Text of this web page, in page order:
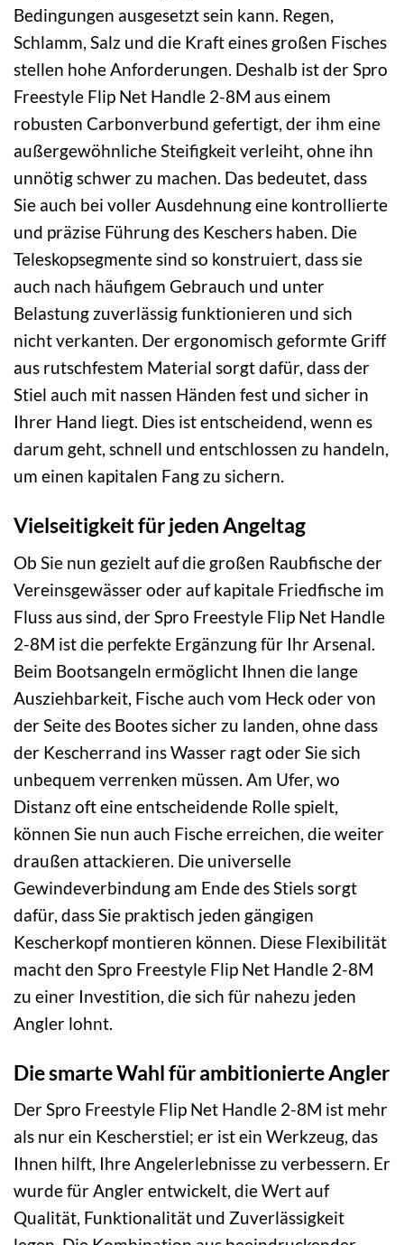
Bedingungen ausgesetzt sein kann. Regen,
Schlamm, Salz und die Kraft eines großen Fisches
stellen hohe Anforderungen. Deshalb ist der Spro
Freestyle Flip Net Handle 2-8M aus einem
robusten Carbonverbund gefertigt, der ihm eine
außergewöhnliche Steifigkeit verleiht, ohne ihn
unnötig schwer zu machen. Das bedeutet, dass
Sie auch bei voller Ausdehnung eine kontrollierte
und präzise Führung des Keschers haben. Die
Teleskopsegmente sind so konstruiert, dass sie
auch nach häufigem Gebrauch und unter
Belastung zuverlässig funktionieren und sich
nicht verkanten. Der ergonomisch geformte Griff
aus rutschfestem Material sorgt dafür, dass der
Stiel auch mit nassen Händen fest und sicher in
Ihrer Hand liegt. Dies ist entscheidend, wenn es
darum geht, schnell und entschlossen zu handeln,
um einen kapitalen Fang zu sichern.
Vielseitigkeit für jeden Angeltag
Ob Sie nun gezielt auf die großen Raubfische der
Vereinsgewässer oder auf kapitale Friedfische im
Fluss aus sind, der Spro Freestyle Flip Net Handle
2-8M ist die perfekte Ergänzung für Ihr Arsenal.
Beim Bootsangeln ermöglicht Ihnen die lange
Ausziehbarkeit, Fische auch vom Heck oder von
der Seite des Bootes sicher zu landen, ohne dass
der Kescherrand ins Wasser ragt oder Sie sich
unbequem verrenken müssen. Am Ufer, wo
Distanz oft eine entscheidende Rolle spielt,
können Sie nun auch Fische erreichen, die weiter
draußen attackieren. Die universelle
Gewindeverbindung am Ende des Stiels sorgt
dafür, dass Sie praktisch jeden gängigen
Kescherkopf montieren können. Diese Flexibilität
macht den Spro Freestyle Flip Net Handle 2-8M
zu einer Investition, die sich für nahezu jeden
Angler lohnt.
Die smarte Wahl für ambitionierte Angler
Der Spro Freestyle Flip Net Handle 2-8M ist mehr
als nur ein Kescherstiel; er ist ein Werkzeug, das
Ihnen hilft, Ihre Angelerlebnisse zu verbessern. Er
wurde für Angler entwickelt, die Wert auf
Qualität, Funktionalität und Zuverlässigkeit